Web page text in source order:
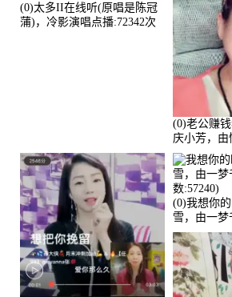
(0)太多II在线听(原唱是陈冠
蒲)，冷影演唱点播:72342次
(0)老公赚
庆小芳，
放:72036)
(0)我想你
雪，由一
数:57240)